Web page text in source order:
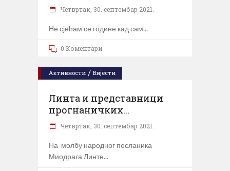
Четвртак, 30. септембар 2021.
Не сјећам се године кад сам
0 Коментари
Активности / Вијести
Линта и представници
прогнаничких...
Четвртак, 30. септембар 2021.
На молбу народног посланика
Миодрага Линте